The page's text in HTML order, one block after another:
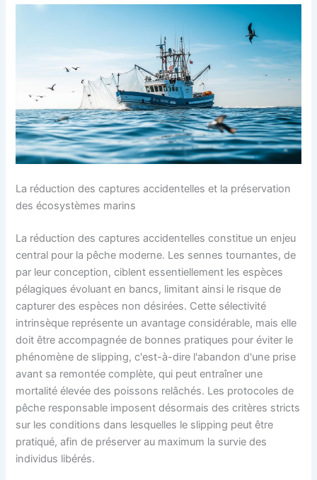
La réduction des captures accidentelles et la préservation
des écosystèmes marins
La réduction des captures accidentelles constitue un enjeu
central pour la pêche moderne. Les sennes tournantes, de
par leur conception, ciblent essentiellement les espèces
pélagiques évoluant en bancs, limitant ainsi le risque de
capturer des espèces non désirées. Cette sélectivité
intrinsèque représente un avantage considérable, mais elle
doit être accompagnée de bonnes pratiques pour éviter le
phénomène de slipping, c'est-à-dire l'abandon d'une prise
avant sa remontée complète, qui peut entraîner une
mortalité élevée des poissons relâchés. Les protocoles de
pêche responsable imposent désormais des critères stricts
sur les conditions dans lesquelles le slipping peut être
pratiqué, afin de préserver au maximum la survie des
individus libérés.